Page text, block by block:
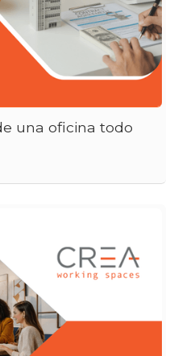
una oficina todo